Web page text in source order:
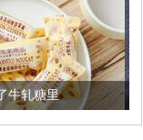
被列入佛家七宝的它